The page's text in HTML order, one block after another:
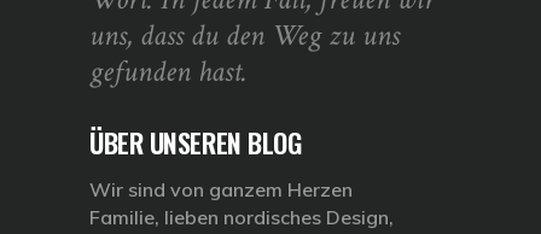
uns, dass du den Weg zu uns
gefunden hast.
ÜBER UNSEREN BLOG
Wir sind von ganzem Herzen
Familie, lieben nordisches Design,